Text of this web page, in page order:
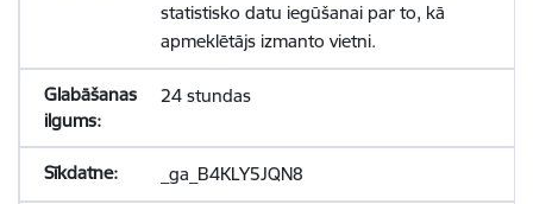
statistisko datu iegūšanai par to, kā
apmeklētājs izmanto vietni.
24 stundas
_ga_B4KLY5JQN8